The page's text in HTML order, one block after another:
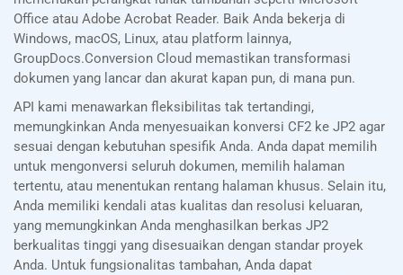
Office atau Adobe Acrobat Reader. Baik Anda bekerja di
Windows, macOS, Linux, atau platform lainnya,
GroupDocs.Conversion Cloud memastikan transformasi
dokumen yang lancar dan akurat kapan pun, di mana pun.
API kami menawarkan fleksibilitas tak tertandingi,
memungkinkan Anda menyesuaikan konversi CF2 ke JP2 agar
sesuai dengan kebutuhan spesifik Anda. Anda dapat memilih
untuk mengonversi seluruh dokumen, memilih halaman
tertentu, atau menentukan rentang halaman khusus. Selain itu,
Anda memiliki kendali atas kualitas dan resolusi keluaran,
yang memungkinkan Anda menghasilkan berkas JP2
berkualitas tinggi yang disesuaikan dengan standar proyek
Anda. Untuk fungsionalitas tambahan, Anda dapat